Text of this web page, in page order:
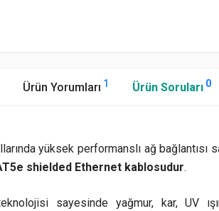
Ürün Yorumları 1 Ürün Soruları 0
yüksek performanslı ağ bağlantısı
shielded Ethernet kablosudur.
sayesinde yağmur, kar, UV